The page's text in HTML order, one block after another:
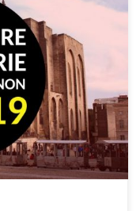
festival d’Avignon IN
du mardi 11 juin 2019 à
vos billets: Au
Boquier, Avignon (du